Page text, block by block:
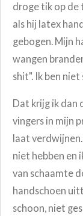
droge tik op de
als hij latex
gebogen. Mijn
wangen
shit". Ik ben
Dat krijg ik dan
vingers in mijn
laat
niet hebben en
van schaamte
handschoen
schoon, niet